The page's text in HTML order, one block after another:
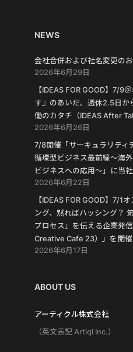
NEWS
会社合併および社名変更の
2026年6月29日
【IDEAS FOR GOOD】7/9
す』のあいだ。週休2.5日か
働のカタチ（IDEAS After
2026年6月26日
7/8開催「サーキュラリティ
循環型ビジネス最前線〜海
ビジネスへの応用〜」に当
2026年6月22日
【IDEAS FOR GOOD】7/1
ング、黙ればハッシング？
プロセス』を伝える企業発
Creative Cafe 23）」を開
2026年6月17日
ABOUT US
アーティクル株式会社
（英文表記 Artiql Inc.）